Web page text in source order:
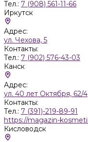
Тел.: 7 (908) 561-11-66
Иркутск
Адрес:
ул. Чехова, 5
Контакты:
Тел.: 7 (902) 576-43-03
Канск
Адрес:
ул. 40 лет Октября, 62/4
Контакты:
Тел.: 7 (391)-219-89-91
https://magazin-
Кисловодск